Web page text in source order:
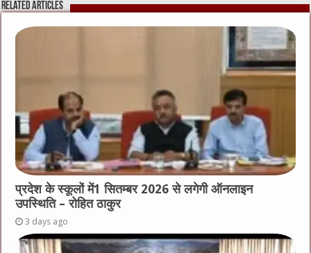
Related Articles
प्रदेश के स्कूलों में1 सितम्बर 2026 से लगेगी ऑनलाइन
उपस्थिति – रोहित ठाकुर
3 days ago